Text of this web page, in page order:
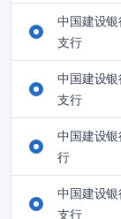
中国建设
支行
中国建设
支行
中国建设
行
中国建设
支行